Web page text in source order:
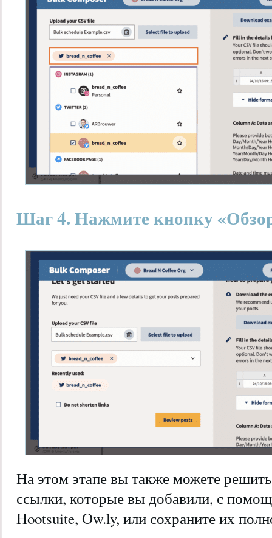
Шаг 4. Нажмите кнопку
На этом этапе вы также можете
ссылки, которые вы добавили, с
Hootsuite, Ow.ly, или сохраните их